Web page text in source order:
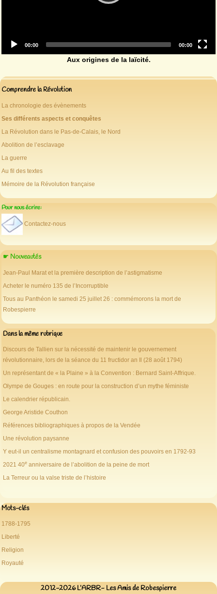
Current
00:00
Total
duration
00:00
Aux origines de la laïcité.
Comprendre la Révolution
La chronologie des évènements
Ses différents aspects et conquêtes
La Révolution dans le Pas-de-Calais, le Nord
Abolition de l’esclavage
La guerre
Au fil des textes
Mémoire de la Révolution française
Pour nous écrire:
Contactez-nous
☛ Nouveautés
Jean-Paul Marat et la première description de l’astigmatisme
Acheter le numéro 135 de l’Incorruptible
Tous au Panthéon le samedi 25 juillet 26 : commémorons la mort de
Robespierre
Dans la même rubrique
Discours de Tallien sur la nécessité de maintenir le gouvernement
révolutionnaire, lors de la séance du 11 fructidor an Il (28 août 1794)
Un représentant de « la Plaine » à la Convention : Bernard Saint-Affrique.
Olympe de Gouges : en route pour la construction d’un mythe féministe
Le calendrier républicain.
George Aristide Couthon
Références bibliographiques à propos de la Vendée
Une révolution paysanne
Y eut-il un centralisme montagnard et confusion des pouvoirs en 1792-93
2021 40e anniversaire de l’abolition de la peine de mort
La Terreur ou la valse triste de l’histoire
Mots-clés
1788-1795
Liberté
Religion
Royauté
2012-2026 L’ARBR- Les Amis de Robespierre